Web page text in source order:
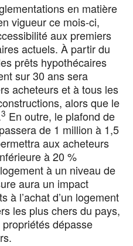
en matière
vigueur ce mois-ci,
aux premiers
actuels. À partir du
prêts hypothécaires
sur 30 ans sera
acheteurs et à tous les
alors que le
3 En outre, le plafond de
de 1 million à 1,5
aux acheteurs
à 20 %
à un niveau de
aura un impact
à l’achat d’un logement
les plus chers du pays,
dépasse